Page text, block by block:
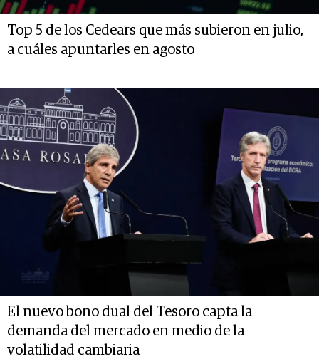
Top 5 de los Cedears que más subieron en julio,
a cuáles apuntarles en agosto
El nuevo bono dual del Tesoro capta la
demanda del mercado en medio de la
volatilidad cambiaria